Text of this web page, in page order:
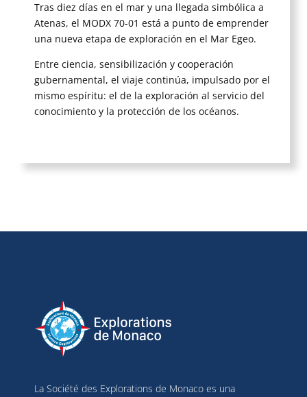
Tras diez días en el mar y una llegada simbólica a
Atenas, el MODX 70-01 está a punto de emprender
una nueva etapa de exploración en el Mar Egeo.
Entre ciencia, sensibilización y cooperación
gubernamental, el viaje continúa, impulsado por el
mismo espíritu: el de la exploración al servicio del
conocimiento y la protección de los océanos.
La Société des Explorations de Monaco es una